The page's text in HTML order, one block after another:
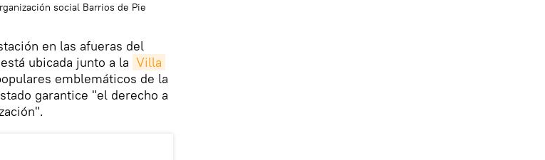
social Barrios de Pie
en las afueras del
ubicada junto a la Villa
emblemáticos de la
garantice "el derecho a